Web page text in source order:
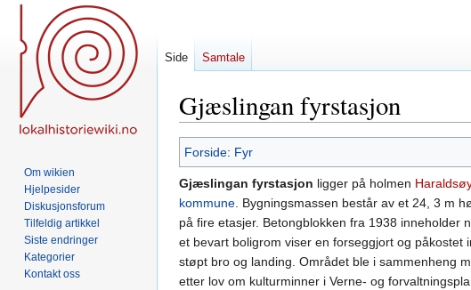
Gjæslingan fyrstasjon
Hopp
til
navigering
Hopp
til
søk
Forside: Fyr
Gjæslingan fyrstasjon ligger på holmen
kommune. Bygningsmassen består av et 24, 3 m
på fire etasjer. Betongblokken fra 1938 inneholder
et bevart boligrom viser en forseggjort og påkostet
støpt bro og landing. Området ble i sammenheng
etter lov om kulturminner i Verne- og
Side Samtale
Om wikien
Hjelpesider
Diskusjonsforum
Tilfeldig artikkel
Siste endringer
Kategorier
Kontakt oss